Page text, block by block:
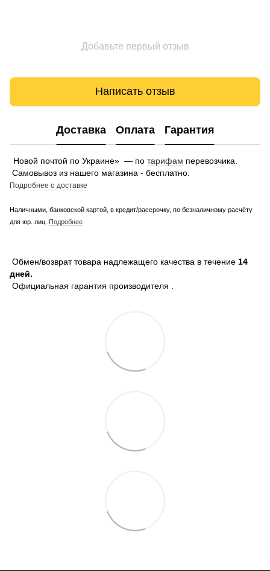
Добавьте первый отзыв
Написать отзыв
Доставка Оплата Гарантия
Новой почтой по Украине» — по тарифам перевозчика.
Самовывоз из нашего магазина - бесплатно.
Подробнее о доставке
Наличными, банковской картой, в кредит/рассрочку, по безналичному расчёту
для юр. лиц. Подробнее
Обмен/возврат товара надлежащего качества в течение 14
дней.
Официальная гарантия производителя .